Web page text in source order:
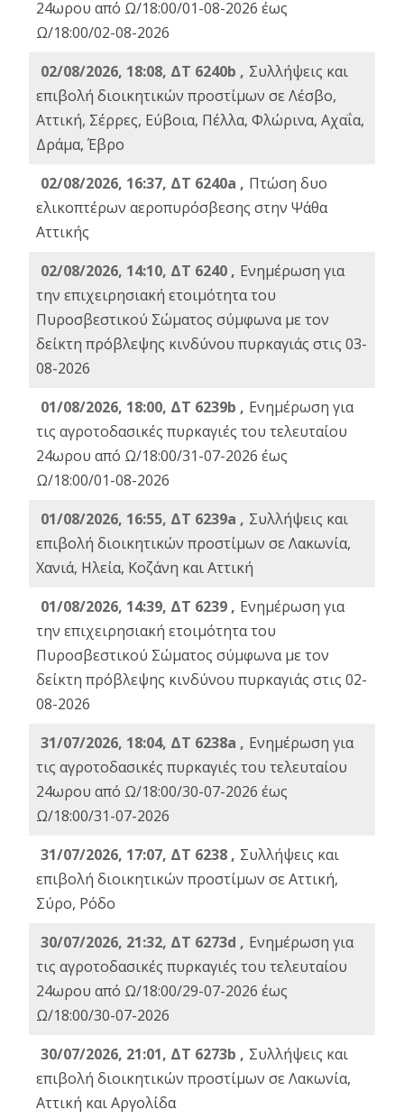
24ωρου από Ω/18:00/01-08-2026 έως
Ω/18:00/02-08-2026
02/08/2026, 18:08, ΔΤ 6240b , Συλλήψεις και
επιβολή διοικητικών προστίμων σε Λέσβο,
Αττική, Σέρρες, Εύβοια, Πέλλα, Φλώρινα, Αχαΐα,
Δράμα, Έβρο
02/08/2026, 16:37, ΔΤ 6240a , Πτώση δυο
ελικοπτέρων αεροπυρόσβεσης στην Ψάθα
Αττικής
02/08/2026, 14:10, ΔΤ 6240 , Ενημέρωση για
την επιχειρησιακή ετοιμότητα του
Πυροσβεστικού Σώματος σύμφωνα με τον
δείκτη πρόβλεψης κινδύνου πυρκαγιάς στις 03-
08-2026
01/08/2026, 18:00, ΔΤ 6239b , Ενημέρωση για
τις αγροτοδασικές πυρκαγιές του τελευταίου
24ωρου από Ω/18:00/31-07-2026 έως
Ω/18:00/01-08-2026
01/08/2026, 16:55, ΔΤ 6239a , Συλλήψεις και
επιβολή διοικητικών προστίμων σε Λακωνία,
Χανιά, Ηλεία, Κοζάνη και Αττική
01/08/2026, 14:39, ΔΤ 6239 , Ενημέρωση για
την επιχειρησιακή ετοιμότητα του
Πυροσβεστικού Σώματος σύμφωνα με τον
δείκτη πρόβλεψης κινδύνου πυρκαγιάς στις 02-
08-2026
31/07/2026, 18:04, ΔΤ 6238a , Ενημέρωση για
τις αγροτοδασικές πυρκαγιές του τελευταίου
24ωρου από Ω/18:00/30-07-2026 έως
Ω/18:00/31-07-2026
31/07/2026, 17:07, ΔΤ 6238 , Συλλήψεις και
επιβολή διοικητικών προστίμων σε Αττική,
Σύρο, Ρόδο
30/07/2026, 21:32, ΔΤ 6273d , Ενημέρωση για
τις αγροτοδασικές πυρκαγιές του τελευταίου
24ωρου από Ω/18:00/29-07-2026 έως
Ω/18:00/30-07-2026
30/07/2026, 21:01, ΔΤ 6273b , Συλλήψεις και
επιβολή διοικητικών προστίμων σε Λακωνία,
Αττική και Αργολίδα